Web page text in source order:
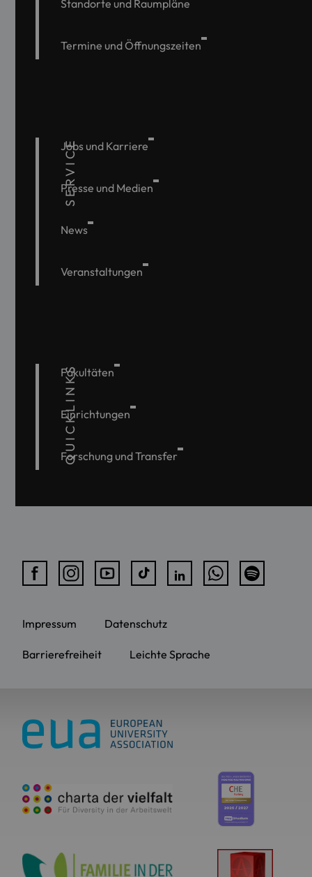
Standorte und Raumpläne
Termine und Öffnungszeiten
SERVICE
Jobs und Karriere
Presse und Medien
News
Veranstaltungen
QUICKLINKS
Fakultäten
Einrichtungen
Forschung und Transfer
Impressum Datenschutz
Barrierefreiheit Leichte Sprache